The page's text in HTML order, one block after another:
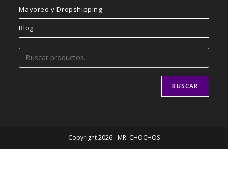
Mayoreo y Dropshipping
Blog
BUSCAR
Copyright 2026 - MR. CHOCHOS